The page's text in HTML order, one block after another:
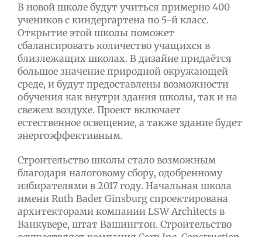
В новой школе будут учиться примерно 400
учеников с киндергартена по 5-й класс.
Открытие этой школы поможет
сбалансировать количество учащихся в
близлежащих школах. В дизайне придаётся
большое значение природной окружающей
среде, и будут предоставлены возможности
обучения как внутри здания школы, так и на
свежем воздухе. Проект включает
естественное освещение, а также здание будет
энергоэффективным.
Строительство школы стало возможным
благодаря налоговому сбору, одобренному
избирателями в 2017 году. Начальная школа
имени Ruth Bader Ginsburg спроектирована
архитекторами компании LSW Architects в
Ванкувере, штат Вашингтон. Строительство